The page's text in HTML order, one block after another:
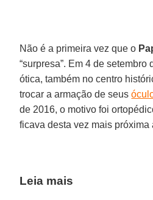
Não é a primeira vez que o
“surpresa”. Em 4 de setembro
ótica, também no centro
trocar a armação de seus
de 2016, o motivo foi
ficava desta vez mais
Leia mais